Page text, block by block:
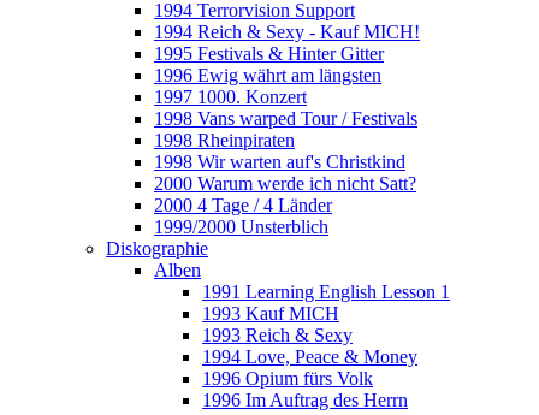
1994 Terrorvision Support
1994 Reich & Sexy - Kauf MICH!
1995 Festivals & Hinter Gitter
1996 Ewig währt am längsten
1997 1000. Konzert
1998 Vans warped Tour / Festivals
1998 Rheinpiraten
1998 Wir warten auf's Christkind
2000 Warum werde ich nicht Satt?
2000 4 Tage / 4 Länder
1999/2000 Unsterblich
Diskographie
Alben
1991 Learning English Lesson 1
1993 Kauf MICH
1993 Reich & Sexy
1994 Love, Peace & Money
1996 Opium fürs Volk
1996 Im Auftrag des Herrn